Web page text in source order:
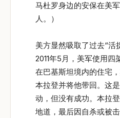
马杜罗身边的安保在美
人。）
美方显然吸取了过去“活
2011年5月，美军使用四
在巴基斯坦境内的住宅
本拉登并将他带回。这
动，但没有成功。本拉
地道，最后因自杀或被